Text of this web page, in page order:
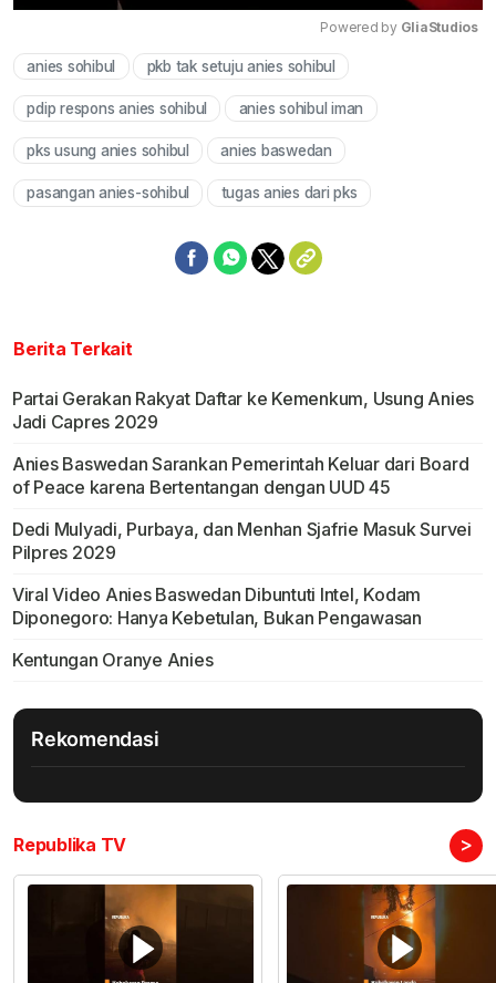
Powered by GliaStudios
anies sohibul pkb tak setuju anies sohibul
pdip respons anies sohibul anies sohibul iman
pks usung anies sohibul anies baswedan
pasangan anies-sohibul tugas anies dari pks
Berita Terkait
Partai Gerakan Rakyat Daftar ke Kemenkum, Usung Anies
Jadi Capres 2029
Anies Baswedan Sarankan Pemerintah Keluar dari Board
of Peace karena Bertentangan dengan UUD 45
Dedi Mulyadi, Purbaya, dan Menhan Sjafrie Masuk Survei
Pilpres 2029
Viral Video Anies Baswedan Dibuntuti Intel, Kodam
Diponegoro: Hanya Kebetulan, Bukan Pengawasan
Kentungan Oranye Anies
Rekomendasi
Republika TV >